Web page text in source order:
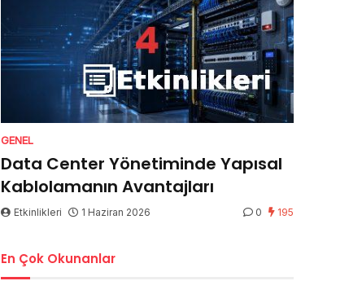
GENEL
Data Center Yönetiminde Yapısal
Kablolamanın Avantajları
Etkinlikleri 1 Haziran 2026 0 195
En Çok Okunanlar